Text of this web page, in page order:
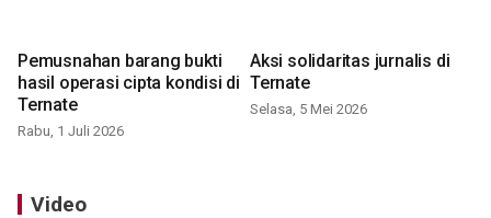
Pemusnahan barang bukti
hasil operasi cipta kondisi di
Ternate
Rabu, 1 Juli 2026
Aksi solidaritas jurnalis di
Ternate
Selasa, 5 Mei 2026
Video